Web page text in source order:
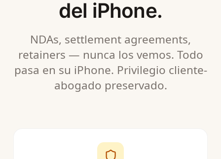
del iPhone.
NDAs, settlement agreements,
retainers — nunca los vemos. Todo
pasa en su iPhone. Privilegio cliente-
abogado preservado.